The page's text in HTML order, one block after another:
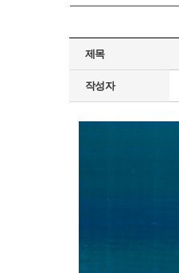
제목
작성자